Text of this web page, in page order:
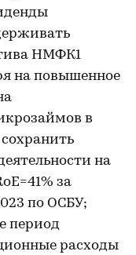
НМФК1
на повышенное
в
на
за
по ОСБУ;
период
расходы